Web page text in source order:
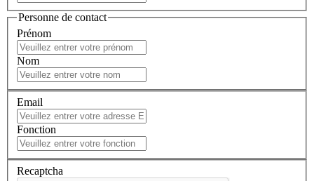
Personne de contact
Prénom
Nom
Email
Fonction
Recaptcha